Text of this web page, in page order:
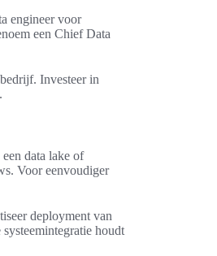
engineer voor
een Chief Data
Investeer in
data lake of
Voor eenvoudiger
deployment van
houdt